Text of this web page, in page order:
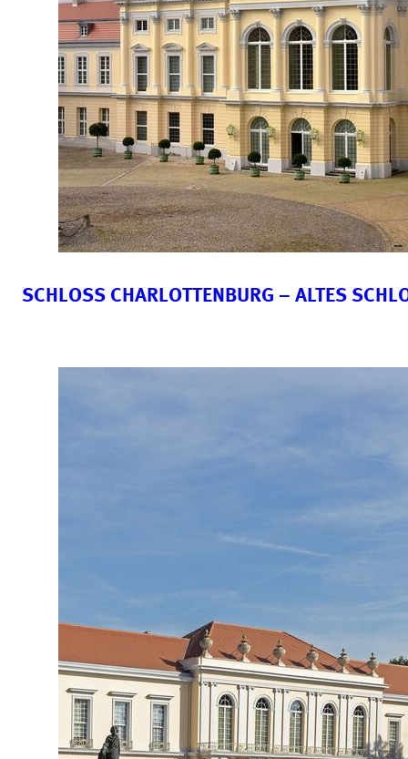
SCHLOSS CHARLOTTENBURG – ALTES